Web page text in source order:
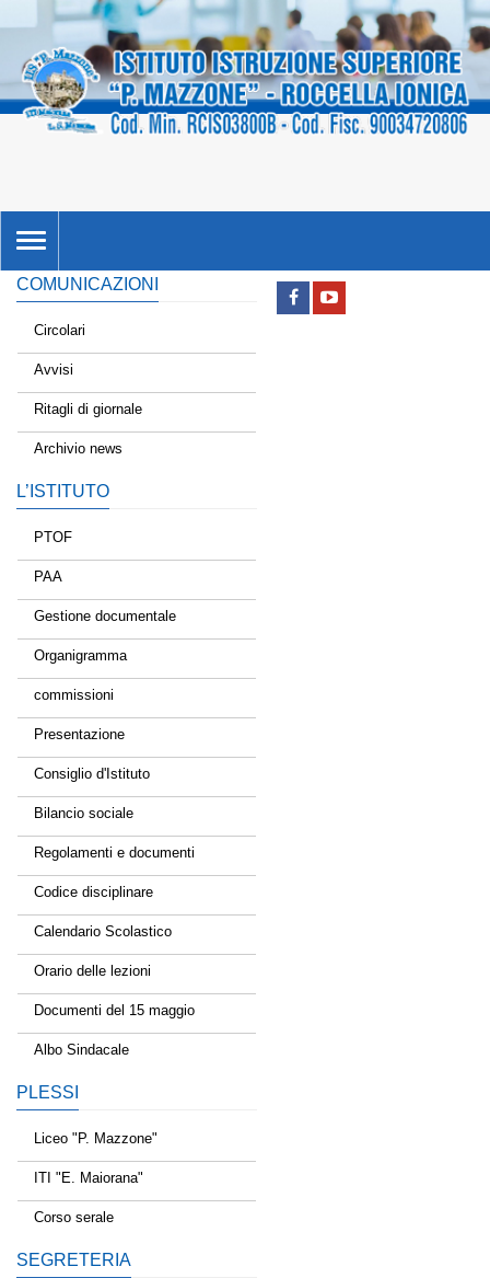
TOGGLE
NAVIGATION
COMUNICAZIONI
Circolari
Avvisi
Ritagli di giornale
Archivio news
L’ISTITUTO
PTOF
PAA
Gestione documentale
Organigramma
commissioni
Presentazione
Consiglio d'Istituto
Bilancio sociale
Regolamenti e documenti
Codice disciplinare
Calendario Scolastico
Orario delle lezioni
Documenti del 15 maggio
Albo Sindacale
PLESSI
Liceo "P. Mazzone"
ITI "E. Maiorana"
Corso serale
SEGRETERIA